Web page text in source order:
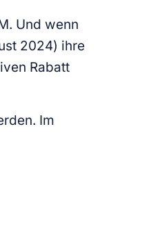
Und wenn
2024) ihre
Rabatt
Im